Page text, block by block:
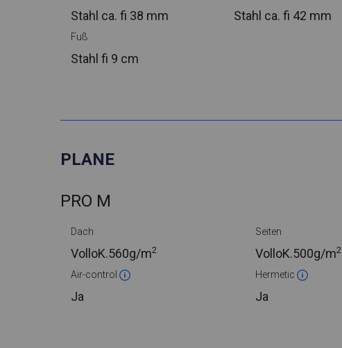
Stahl ca. fi 38 mm Stahl ca. fi 42 mm
Fuß
Stahl fi 9 cm
PLANE
PRO M
Dach
VolloK.560g/m2
Seiten
VolloK.500g/m2
Air-control
Ja
Hermetic
Ja